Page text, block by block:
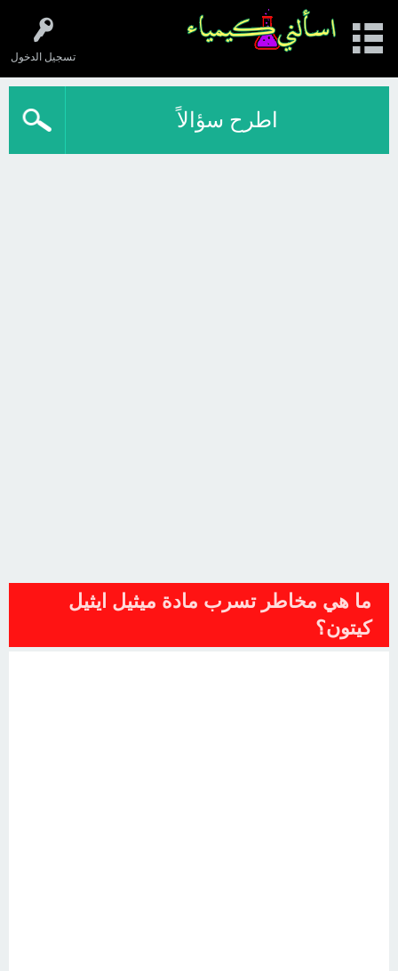
تسجيل الدخول
اطرح سؤالاً
ما هي مخاطر تسرب مادة ميثيل ايثيل
كيتون؟